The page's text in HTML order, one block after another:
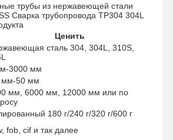
трубы из нержавеющей стали
Сварка трубопровода TP304 304L
Ценить
сталь 304, 304L, 310S,
3000 мм
мм-50 мм
мм, 6000 мм, 12000 мм или по
180 г/240 г/320 г/600 г
fob, cif и так далее